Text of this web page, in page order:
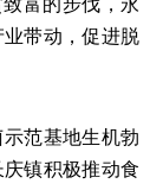
富的步伐，永
带动，促进脱
范基地生机勃
镇积极推动食